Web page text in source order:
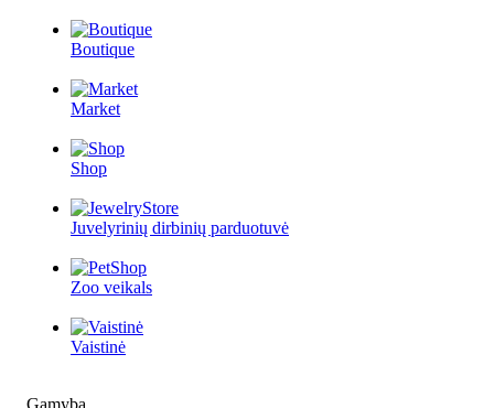
Boutique
Market
Shop
Juvelyrinių dirbinių parduotuvė
Zoo veikals
Vaistinė
Gamyba